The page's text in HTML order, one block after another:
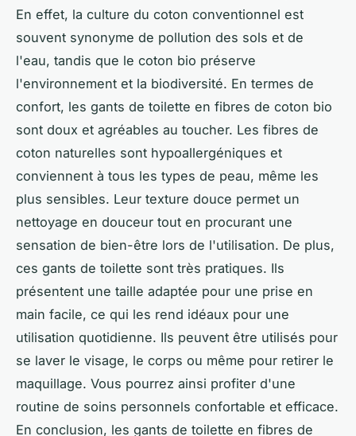
En effet, la culture du coton conventionnel est
souvent synonyme de pollution des sols et de
l'eau, tandis que le coton bio préserve
l'environnement et la biodiversité. En termes de
confort, les gants de toilette en fibres de coton bio
sont doux et agréables au toucher. Les fibres de
coton naturelles sont hypoallergéniques et
conviennent à tous les types de peau, même les
plus sensibles. Leur texture douce permet un
nettoyage en douceur tout en procurant une
sensation de bien-être lors de l'utilisation. De plus,
ces gants de toilette sont très pratiques. Ils
présentent une taille adaptée pour une prise en
main facile, ce qui les rend idéaux pour une
utilisation quotidienne. Ils peuvent être utilisés pour
se laver le visage, le corps ou même pour retirer le
maquillage. Vous pourrez ainsi profiter d'une
routine de soins personnels confortable et efficace.
En conclusion, les gants de toilette en fibres de